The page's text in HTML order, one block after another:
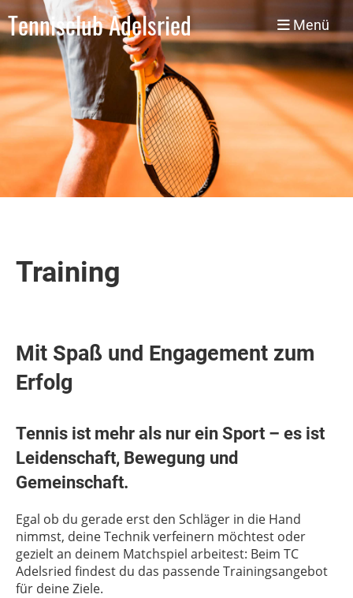
Tennisclub Adelsried Menü
Training
Mit Spaß und Engagement zum
Erfolg
Tennis ist mehr als nur ein Sport – es ist
Leidenschaft, Bewegung und
Gemeinschaft.
Egal ob du gerade erst den Schläger in die Hand
nimmst, deine Technik verfeinern möchtest oder
gezielt an deinem Matchspiel arbeitest: Beim TC
Adelsried findest du das passende Trainingsangebot
für deine Ziele.